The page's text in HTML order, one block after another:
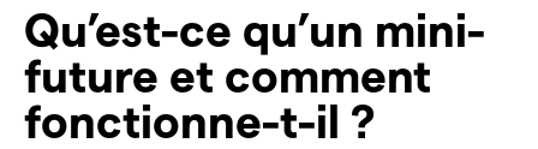
Qu’est-ce qu’un mini-
future et comment
fonctionne-t-il ?